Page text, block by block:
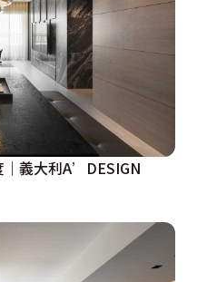
｜義大利A’DESIGN